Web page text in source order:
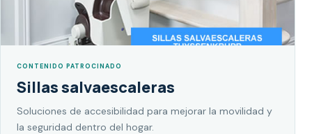
CONTENIDO PATROCINADO
Sillas salvaescaleras
Soluciones de accesibilidad para mejorar la movilidad y
la seguridad dentro del hogar.